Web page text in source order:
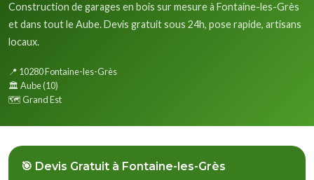
Construction de garages en bois sur mesure à Fontaine-les-Grès
et dans tout le Aube. Devis gratuit sous 24h, pose rapide, artisans
locaux.
📍 10280 Fontaine-les-Grès
🏛️ Aube (10)
🗺️ Grand Est
🎯 Devis Gratuit à Fontaine-les-Grès